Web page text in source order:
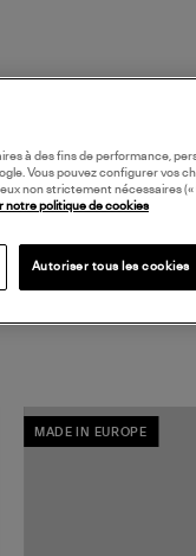
MADE IN EUROPE
à des fins de performance,
Vous pouvez configurer vos
non strictement nécessaires
notre politique de cookies
Autoriser tous les cookies